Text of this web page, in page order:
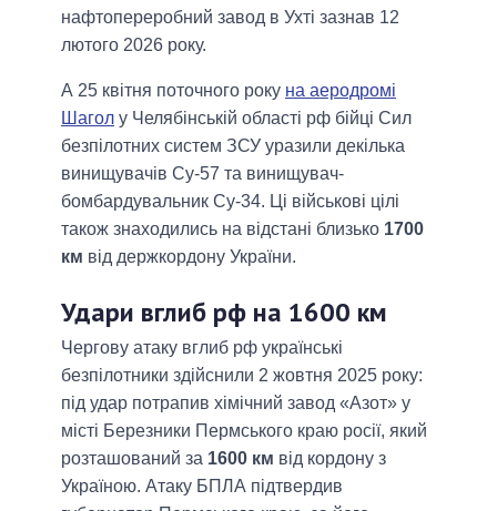
нафтопереробний завод в Ухті зазнав 12
лютого 2026 року.
А 25 квітня поточного року на аеродромі
Шагол у Челябінській області рф бійці Сил
безпілотних систем ЗСУ уразили декілька
винищувачів Су-57 та винищувач-
бомбардувальник Су-34. Ці військові цілі
також знаходились на відстані близько 1700
км від держкордону України.
Удари вглиб рф на 1600 км
Чергову атаку вглиб рф українські
безпілотники здійснили 2 жовтня 2025 року:
під удар потрапив хімічний завод «Азот» у
місті Березники Пермського краю росії, який
розташований за 1600 км від кордону з
Україною. Атаку БПЛА підтвердив